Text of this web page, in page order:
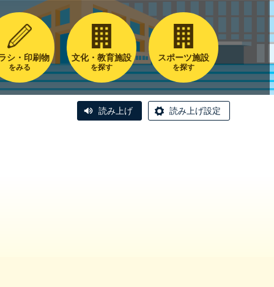
シ・印刷物
をみる
文化・教育施設
を探す
スポーツ施設
を探す
読み上げ 読み上げ設定